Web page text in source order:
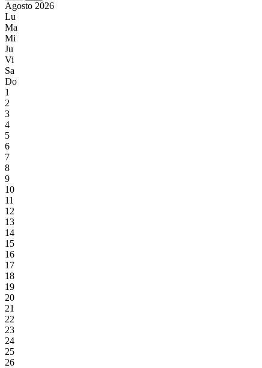
Agosto 2026
Lu
Ma
Mi
Ju
Vi
Sa
Do
1
2
3
4
5
6
7
8
9
10
11
12
13
14
15
16
17
18
19
20
21
22
23
24
25
26